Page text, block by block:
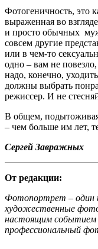
Фотогеничность, это
выраженная во
и просто обычных
совсем другие
или в чем-то
одно – вам не
надо, конечно,
должны выбрать
режиссер. И не
В общем, подытоживая
– чем больше им лет,
Сергей Завражных
От редакции:
Фотопортрет – один
художественные
настоящим событием
профессиональный